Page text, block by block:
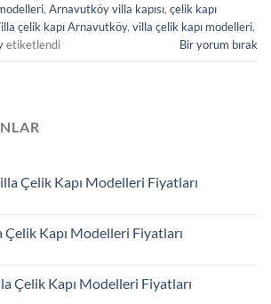
, Arnavutköy villa kapısı, çelik kapı
çelik kapı Arnavutköy, villa çelik kapı modelleri,
etiketlendi Bir yorum bırak
Çelik Kapı Modelleri Fiyatları
Çelik Kapı Modelleri Fiyatları
Çelik Kapı Modelleri Fiyatları